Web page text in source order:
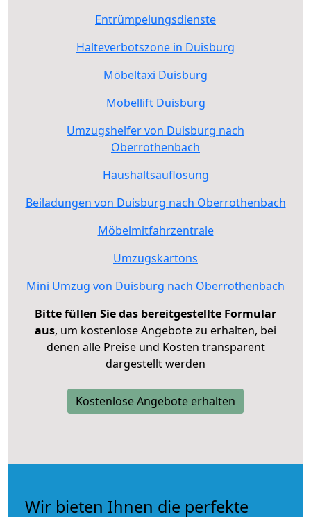
Entrümpelungsdienste
Halteverbotszone in Duisburg
Möbeltaxi Duisburg
Möbellift Duisburg
Umzugshelfer von Duisburg nach
Oberrothenbach
Haushaltsauflösung
Beiladungen von Duisburg nach Oberrothenbach
Möbelmitfahrzentrale
Umzugskartons
Mini Umzug von Duisburg nach Oberrothenbach
Bitte füllen Sie das bereitgestellte Formular
aus, um kostenlose Angebote zu erhalten, bei
denen alle Preise und Kosten transparent
dargestellt werden
Kostenlose Angebote erhalten
Wir bieten Ihnen die perfekte